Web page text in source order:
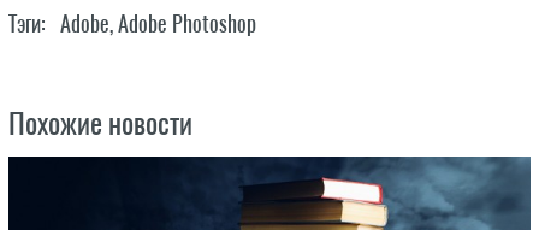
Тэги: Adobe,Adobe Photoshop
Похожие новости